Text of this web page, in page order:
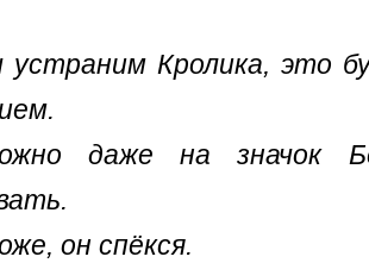
Кролика, это
даже на значок
он спёкся.